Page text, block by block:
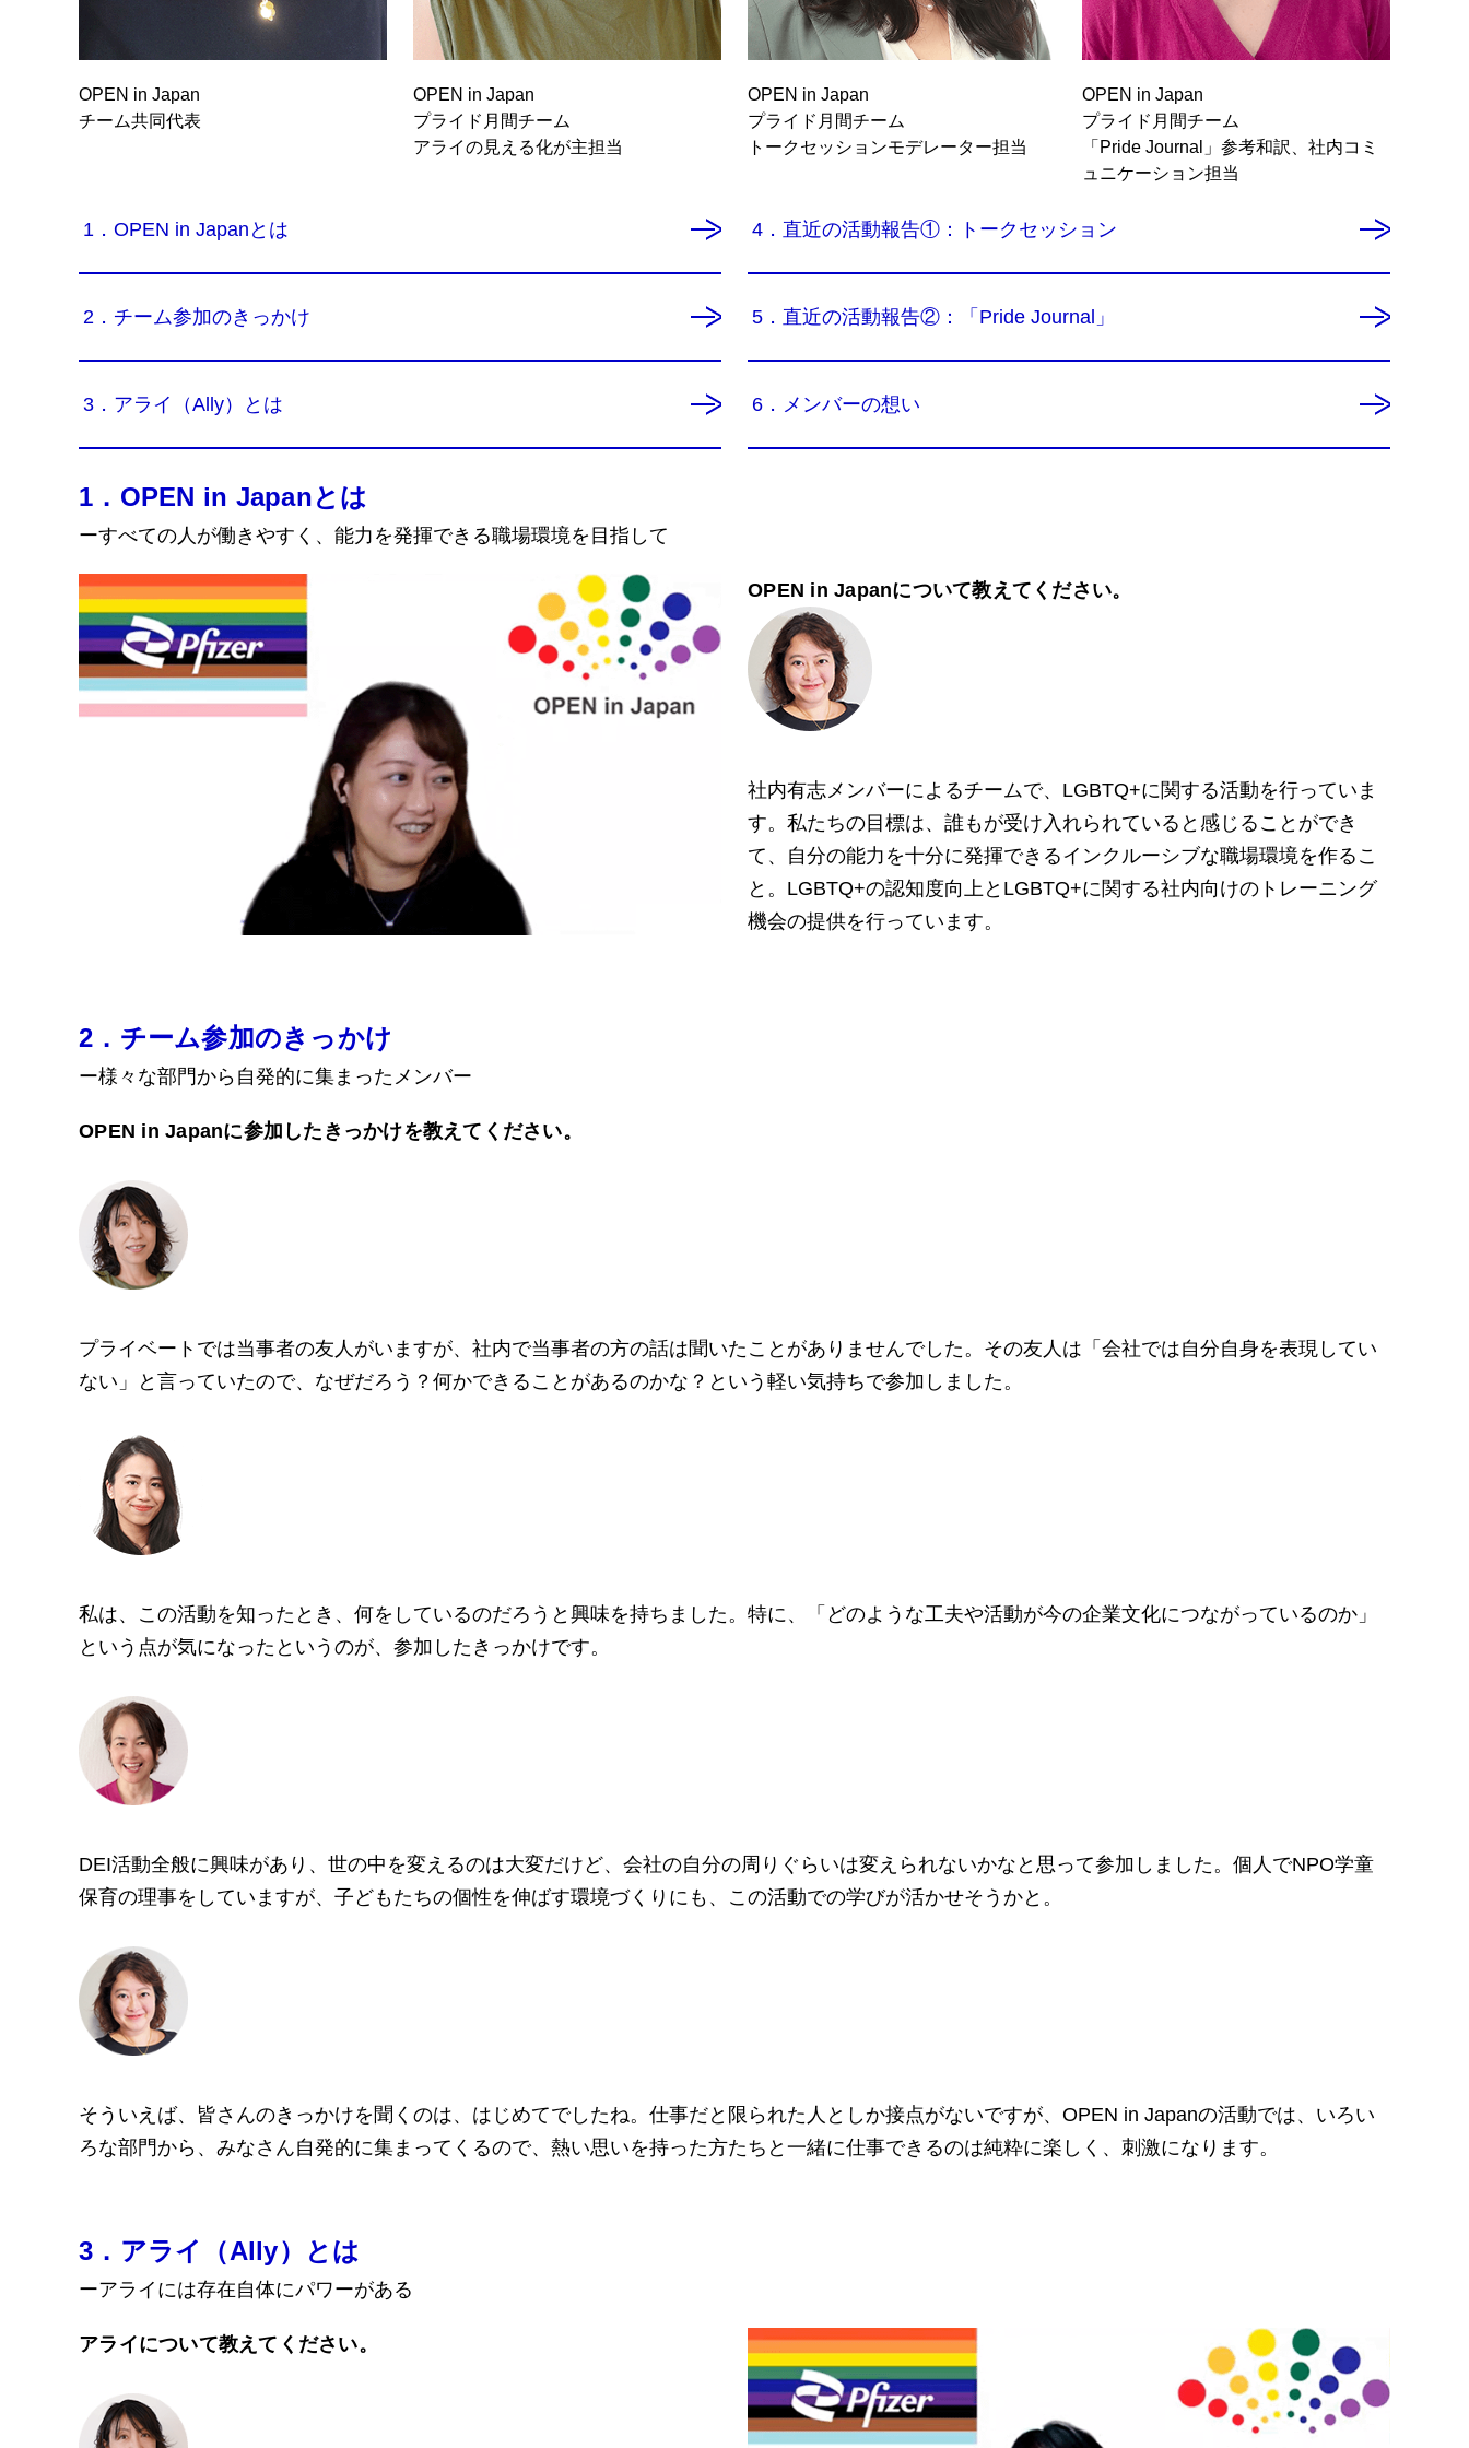
OPEN in Japan
チーム共同代表
OPEN in Japan
プライド月間チーム
アライの見える化が主担当
OPEN in Japan
プライド月間チーム
トークセッションモデレーター担当
OPEN in Japan
プライド月間チーム
「Pride Journal」参考和訳、社内コミ
ュニケーション担当
1．OPEN in Japanとは
2．チーム参加のきっかけ
3．アライ（Ally）とは
4．直近の活動報告①：トークセッション
5．直近の活動報告②：「Pride Journal」
6．メンバーの想い
1．OPEN in Japanとは
ーすべての人が働きやすく、能力を発揮できる職場環境を目指して
OPEN in Japanについて教えてください。
社内有志メンバーによるチームで、LGBTQ+に関する活動を行っていま
す。私たちの目標は、誰もが受け入れられていると感じることができ
て、自分の能力を十分に発揮できるインクルーシブな職場環境を作るこ
と。LGBTQ+の認知度向上とLGBTQ+に関する社内向けのトレーニング
機会の提供を行っています。
2．チーム参加のきっかけ
ー様々な部門から自発的に集まったメンバー
OPEN in Japanに参加したきっかけを教えてください。
プライベートでは当事者の友人がいますが、社内で当事者の方の話は聞いたことがありませんでした。その友人は「会社では自分自身を表現してい
ない」と言っていたので、なぜだろう？何かできることがあるのかな？という軽い気持ちで参加しました。
私は、この活動を知ったとき、何をしているのだろうと興味を持ちました。特に、「どのような工夫や活動が今の企業文化につながっているのか」
という点が気になったというのが、参加したきっかけです。
DEI活動全般に興味があり、世の中を変えるのは大変だけど、会社の自分の周りぐらいは変えられないかなと思って参加しました。個人でNPO学童
保育の理事をしていますが、子どもたちの個性を伸ばす環境づくりにも、この活動での学びが活かせそうかと。
そういえば、皆さんのきっかけを聞くのは、はじめてでしたね。仕事だと限られた人としか接点がないですが、OPEN in Japanの活動では、いろい
ろな部門から、みなさん自発的に集まってくるので、熱い思いを持った方たちと一緒に仕事できるのは純粋に楽しく、刺激になります。
3．アライ（Ally）とは
ーアライには存在自体にパワーがある
アライについて教えてください。